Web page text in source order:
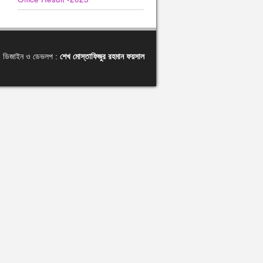
ডিজাইন ও ডেভলপ : শেখ মোস্তাফিজুর রহমান ফয়সাল